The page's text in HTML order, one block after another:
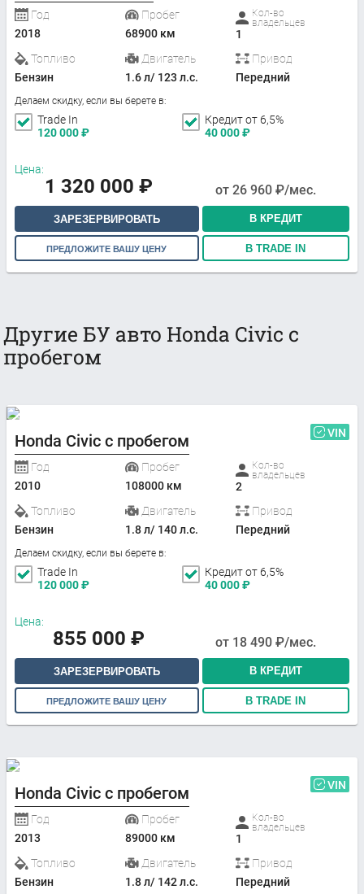
Год
2018
Пробег
68900 км
Кол-во
владельцев
1
Топливо
Бензин
Двигатель
1.6 л/ 123 л.с.
Привод
Передний
Делаем скидку, если вы берете в:
Trade In
120 000₽
Кредит от 6,5%
40 000₽
Цена:
1 320 000 ₽ от 26 960 ₽/мес.
ЗАРЕЗЕРВИРОВАТЬ В КРЕДИТ
ПРЕДЛОЖИТЕ ВАШУ ЦЕНУ В TRADE IN
Другие БУ авто Honda Civic с
пробегом
Honda Civic с пробегом VIN
Год
2010
Пробег
108000 км
Кол-во
владельцев
2
Топливо
Бензин
Двигатель
1.8 л/ 140 л.с.
Привод
Передний
Делаем скидку, если вы берете в:
Trade In
120 000₽
Кредит от 6,5%
40 000₽
Цена:
855 000 ₽ от 18 490 ₽/мес.
ЗАРЕЗЕРВИРОВАТЬ В КРЕДИТ
ПРЕДЛОЖИТЕ ВАШУ ЦЕНУ В TRADE IN
Honda Civic с пробегом VIN
Год
2013
Пробег
89000 км
Кол-во
владельцев
1
Топливо
Бензин
Двигатель
1.8 л/ 142 л.с.
Привод
Передний